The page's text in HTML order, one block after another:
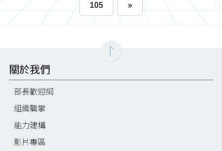
105 »
關於我們
部長歡迎詞
組織職掌
能力建構
影片專區